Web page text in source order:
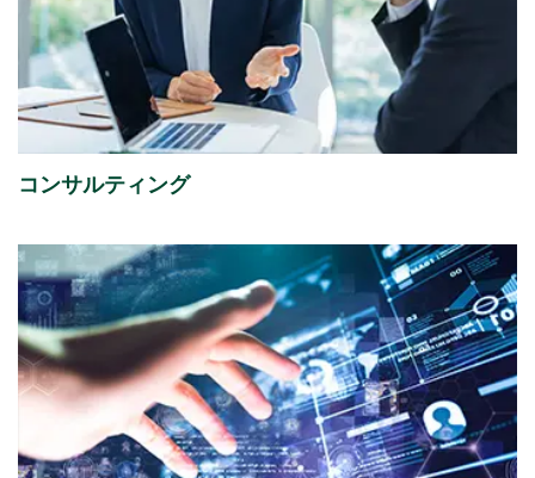
了に関するお知らせ
（88KB）
2026年07月08日 経営・財務
「さくらケーシーエスボランティア基金」の2025年度
寄付先を掲載しました。
2026年07月01日 イベント
ISR社主催セミナー『迫る、経済産業省「サプライチェ
ーン強化に向けたセキュリティ対策評価制度」今すぐ
始める課題の可視化と対策準備』出展のご案内
2026年07月01日 イベント
コンサルティング